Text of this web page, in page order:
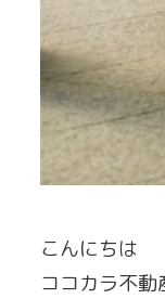
こんにちは
ココカラ不動